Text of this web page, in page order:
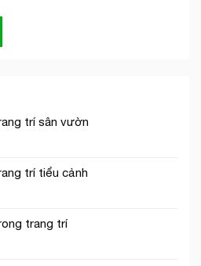
trí sân vườn
trí tiểu cảnh
trang trí